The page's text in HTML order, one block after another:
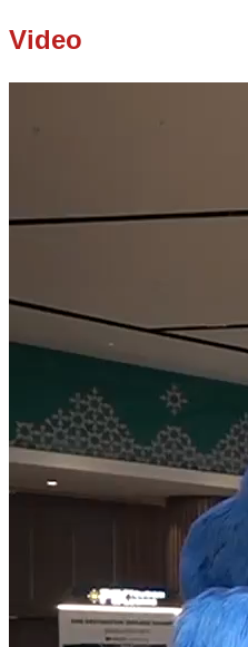
Video